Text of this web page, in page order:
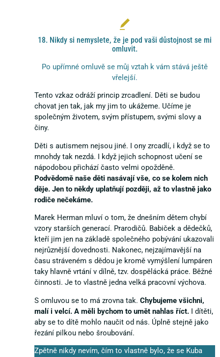
18. Nikdy si nemyslete, že je pod vaši důstojnost se mi
omluvit.
Po upřímné omluvě se můj vztah k vám stává ještě
vřelejší.
Tento vzkaz odráží princip zrcadlení. Děti se budou
chovat jen tak, jak my jim to ukážeme. Učíme je
společným životem, svým přístupem, svými slovy a
činy.
Děti s autismem nejsou jiné. I ony zrcadlí, i když se to
mnohdy tak nezdá. I když jejich schopnost učení se
nápodobou přichází často velmi opožděně.
Podvědomě naše děti nasávají vše, co se kolem nich
děje. Jen to někdy uplatňují později, až to vlastně jako
rodiče nečekáme.
Marek Herman mluví o tom, že dnešním dětem chybí
vzory starších generací. Prarodičů. Babiček a dědečků,
kteří jim jen na základě společného pobývání ukazovali
nejrůznější dovednosti. Nakonec, nejzajímavější na
času stráveném s dědou je kromě vymýšlení lumpáren
taky hlavně vrtání v dílně, tzv. dospělácká práce. Běžné
činnosti. Je to vlastně jedna velká pracovní výchova.
S omluvou se to má zrovna tak. Chybujeme všichni,
malí i velcí. A měli bychom to umět nahlas říct. I dítěti,
aby se to dítě mohlo naučit od nás. Úplně stejně jako
řezání pilkou nebo šroubování.
Zpětně nikdy nevím, čím to vlastně bylo, že se Kuba